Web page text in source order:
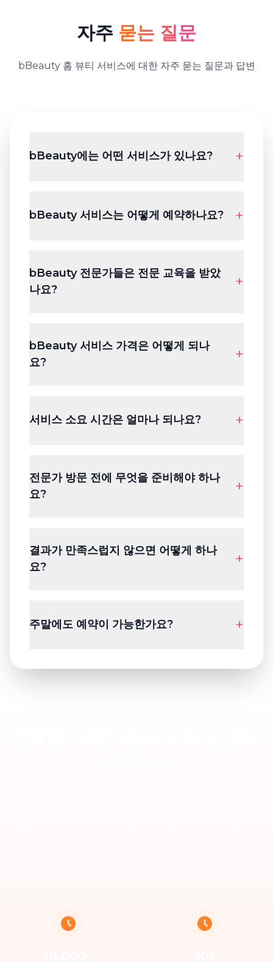
자주 묻는 질문
bBeauty 홈 뷰티 서비스에 대한 자주 묻는 질문과 답변
bBeauty에는 어떤 서비스가 있나요? +
(마사지 샴푸, 염색, 펌), 네일 케어(매니큐어, 페디큐
bBeauty 서비스는 어떻게 예약하나요? +
고 주소와 시간을 입력한 뒤 결제를 완료하세요. 전문
가가 예약 시간에 맞춰 방문합니다.
bBeauty 전문가들은 전문 교육을 받았
나요?
+
계적인 교육을 받고 자격증을 보유하고 있습니다. 최
소 3년 이상의 경험을 갖추고 있으며 bTaskee의 엄
bBeauty 서비스 가격은 어떻게 되나
요?
+
동부터, 헤어 케어는 500,000동부터, 네일 서비스는
서비스 소요 시간은 얼마나 되나요? +
2-2.5시간. 정확한 시간은 예약 확정 시 안내드립니다.
전문가 방문 전에 무엇을 준비해야 하나
요?
+
니다. 헤어 서비스의 경우 방문 1-2시간 전에 머리를
미리 감아 두시는 것을 권장합니다.
결과가 만족스럽지 않으면 어떻게 하나
요?
+
니다. 고객 지원은 24시간 이용 가능합니다.
주말에도 예약이 가능한가요? +
일 운영됩니다. 다만 수요가 높은 주말과 공휴일에는